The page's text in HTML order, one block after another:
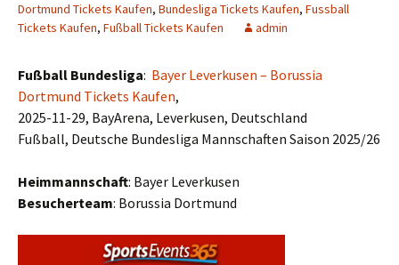
Dortmund Tickets Kaufen, Bundesliga Tickets Kaufen, Fussball
Tickets Kaufen, Fußball Tickets Kaufen admin
Fußball Bundesliga: Bayer Leverkusen – Borussia
Dortmund Tickets Kaufen,
2025-11-29, BayArena, Leverkusen, Deutschland
Fußball, Deutsche Bundesliga Mannschaften Saison 2025/26
Heimmannschaft: Bayer Leverkusen
Besucherteam: Borussia Dortmund